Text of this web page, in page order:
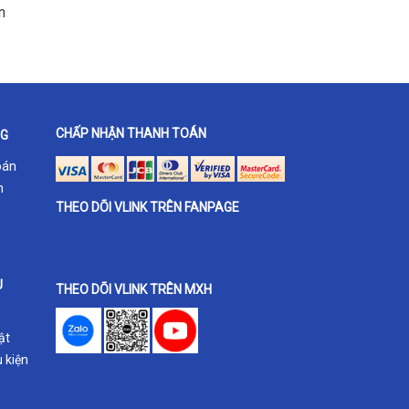
kiện
CHẤP NHẬN THANH TOÁN
THEO DÕI VLINK TRÊN FANPAGE
THEO DÕI VLINK TRÊN MXH